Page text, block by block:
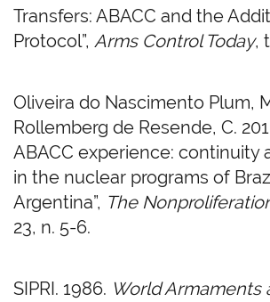
Transfers: ABACC and the
Protocol”, Arms Control Today,
Oliveira do Nascimento Plum,
Rollemberg de Resende, C.
ABACC experience: continuity
in the nuclear programs of
Argentina”, The
23, n. 5-6.
SIPRI. 1986. World Armaments